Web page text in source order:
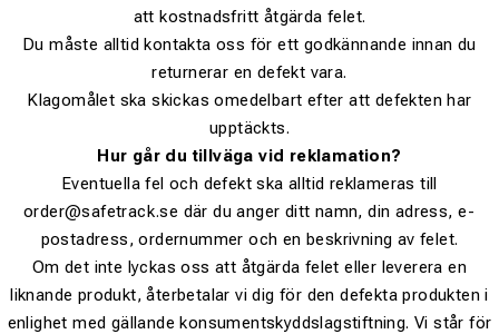
att kostnadsfritt åtgärda felet.
Du måste alltid kontakta oss för ett godkännande innan du
returnerar en defekt vara.
Klagomålet ska skickas omedelbart efter att defekten har
upptäckts.
Hur går du tillväga vid reklamation?
Eventuella fel och defekt ska alltid reklameras till
order@safetrack.se där du anger ditt namn, din adress, e-
postadress, ordernummer och en beskrivning av felet.
Om det inte lyckas oss att åtgärda felet eller leverera en
liknande produkt, återbetalar vi dig för den defekta produkten i
enlighet med gällande konsumentskyddslagstiftning. Vi står för